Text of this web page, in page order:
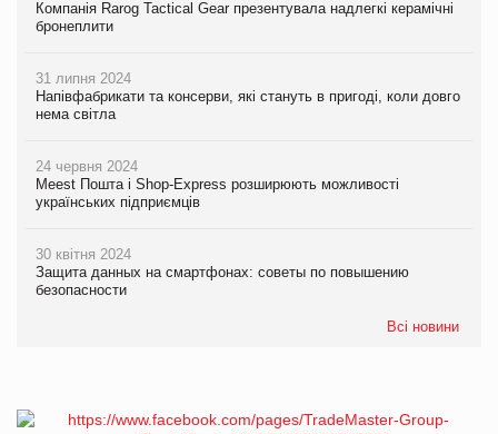
Компанія Rarog Tactical Gear презентувала надлегкі керамічні
бронеплити
31 липня 2024
Напівфабрикати та консерви, які стануть в пригоді, коли довго
нема світла
24 червня 2024
Meest Пошта і Shop-Express розширюють можливості
українських підприємців
30 квітня 2024
Защита данных на смартфонах: советы по повышению
безопасности
Всі новини